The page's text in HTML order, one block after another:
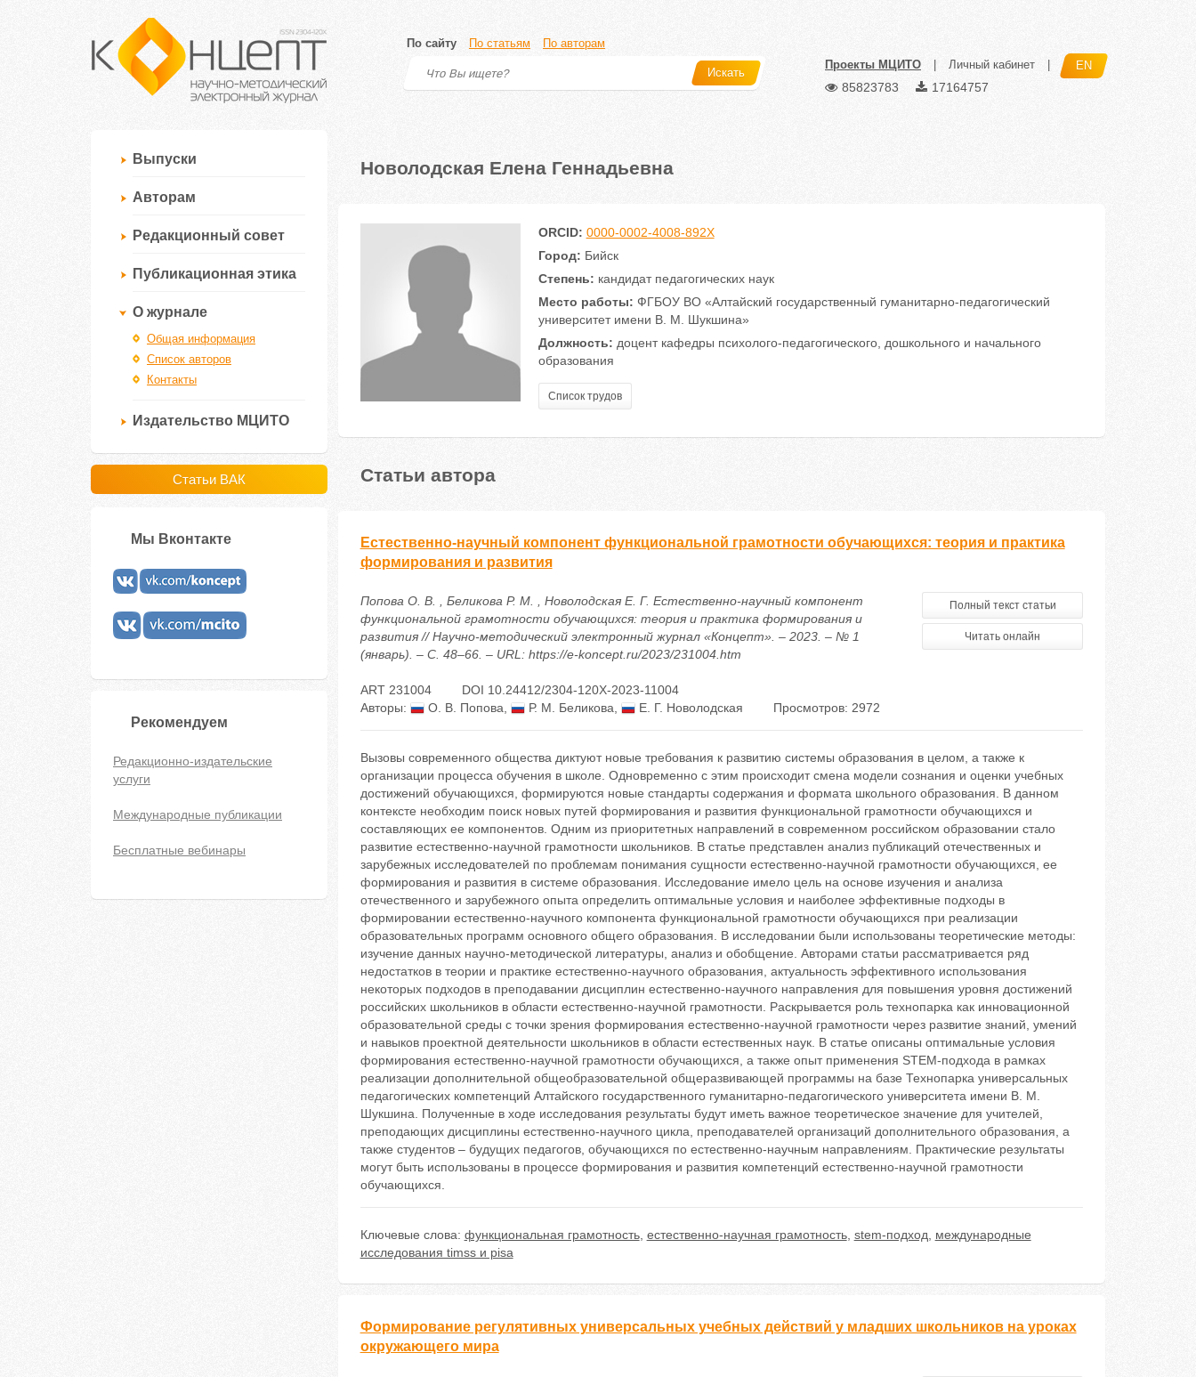
По сайту По статьям По авторам
Искать
Проекты МЦИТО Личный кабинет EN
85823783 17164757
Выпуски
Авторам
Редакционный совет
Публикационная этика
О журнале
Общая информация
Список авторов
Контакты
Издательство МЦИТО
Статьи ВАК
Мы Вконтакте
Рекомендуем
Редакционно-издательские
услуги
Международные публикации
Бесплатные вебинары
Новолодская Елена Геннадьевна
ORCID: 0000-0002-4008-892X
Город: Бийск
Степень: кандидат педагогических наук
Место работы: ФГБОУ ВО «Алтайский государственный гуманитарно-педагогический
университет имени В. М. Шукшина»
Должность: доцент кафедры психолого-педагогического, дошкольного и начального
образования
Список трудов
Статьи автора
Естественно-научный компонент функциональной грамотности обучающихся: теория и практика
формирования и развития
Попова О. В. , Беликова Р. М. , Новолодская Е. Г. Естественно-научный компонент
функциональной грамотности обучающихся: теория и практика формирования и
развития // Научно-методический электронный журнал «Концепт». – 2023. – № 1
(январь). – С. 48–66. – URL: https://e-koncept.ru/2023/231004.htm
Полный текст статьи
Читать онлайн
ART 231004
DOI 10.24412/2304-120X-2023-11004
Авторы:
О. В. Попова Р. М. Беликова Е. Г. Новолодская Просмотров: 2972
Вызовы современного общества диктуют новые требования к развитию системы образования в целом, а также к
организации процесса обучения в школе. Одновременно с этим происходит смена модели сознания и оценки учебных
достижений обучающихся, формируются новые стандарты содержания и формата школьного образования. В данном
контексте необходим поиск новых путей формирования и развития функциональной грамотности обучающихся и
составляющих ее компонентов. Одним из приоритетных направлений в современном российском образовании стало
развитие естественно-научной грамотности школьников. В статье представлен анализ публикаций отечественных и
зарубежных исследователей по проблемам понимания сущности естественно-научной грамотности обучающихся, ее
формирования и развития в системе образования. Исследование имело цель на основе изучения и анализа
отечественного и зарубежного опыта определить оптимальные условия и наиболее эффективные подходы в
формировании естественно-научного компонента функциональной грамотности обучающихся при реализации
образовательных программ основного общего образования. В исследовании были использованы теоретические методы:
изучение данных научно-методической литературы, анализ и обобщение. Авторами статьи рассматривается ряд
недостатков в теории и практике естественно-научного образования, актуальность эффективного использования
некоторых подходов в преподавании дисциплин естественно-научного направления для повышения уровня достижений
российских школьников в области естественно-научной грамотности. Раскрывается роль технопарка как инновационной
образовательной среды с точки зрения формирования естественно-научной грамотности через развитие знаний, умений
и навыков проектной деятельности школьников в области естественных наук. В статье описаны оптимальные условия
формирования естественно-научной грамотности обучающихся, а также опыт применения STEM-подхода в рамках
реализации дополнительной общеобразовательной общеразвивающей программы на базе Технопарка универсальных
педагогических компетенций Алтайского государственного гуманитарно-педагогического университета имени В. М.
Шукшина. Полученные в ходе исследования результаты будут иметь важное теоретическое значение для учителей,
преподающих дисциплины естественно-научного цикла, преподавателей организаций дополнительного образования, а
также студентов – будущих педагогов, обучающихся по естественно-научным направлениям. Практические результаты
могут быть использованы в процессе формирования и развития компетенций естественно-научной грамотности
обучающихся.
Ключевые слова: функциональная грамотность, естественно-научная грамотность, stem-подход
международные
исследования timss и pisa
Формирование регулятивных универсальных учебных действий у младших школьников на уроках
окружающего мира